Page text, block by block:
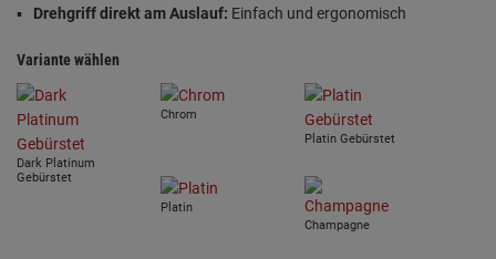
Drehgriff direkt am Auslauf: Einfach und ergonomisch
Variante wählen
Dark Platinum
Gebürstet
Chrom
Platin Gebürstet
Platin
Champagne